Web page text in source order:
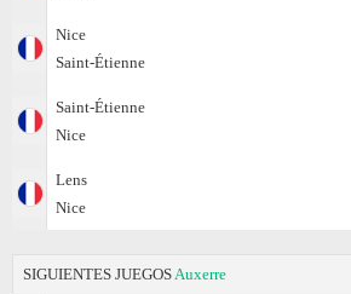
Nice
Saint-Étienne
Saint-Étienne
Nice
Lens
Nice
SIGUIENTES JUEGOS Auxerre